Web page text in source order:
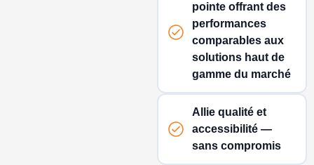
pointe offrant des
performances
comparables aux
solutions haut de
gamme du marché
Allie qualité et
accessibilité —
sans compromis